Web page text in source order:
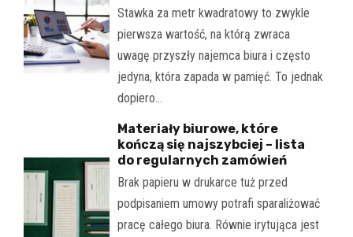
Stawka za metr kwadratowy to zwykle
pierwsza wartość, na którą zwraca
uwagę przyszły najemca biura i często
jedyna, która zapada w pamięć. To jednak
dopiero…
Materiały biurowe, które
kończą się najszybciej – lista
do regularnych zamówień
Brak papieru w drukarce tuż przed
podpisaniem umowy potrafi sparaliżować
pracę całego biura. Równie irytująca jest